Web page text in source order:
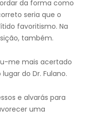
da forma como
seria que o
favoritismo. Na
também.
me mais acertado
do Dr. Fulano.
e alvarás para
uma